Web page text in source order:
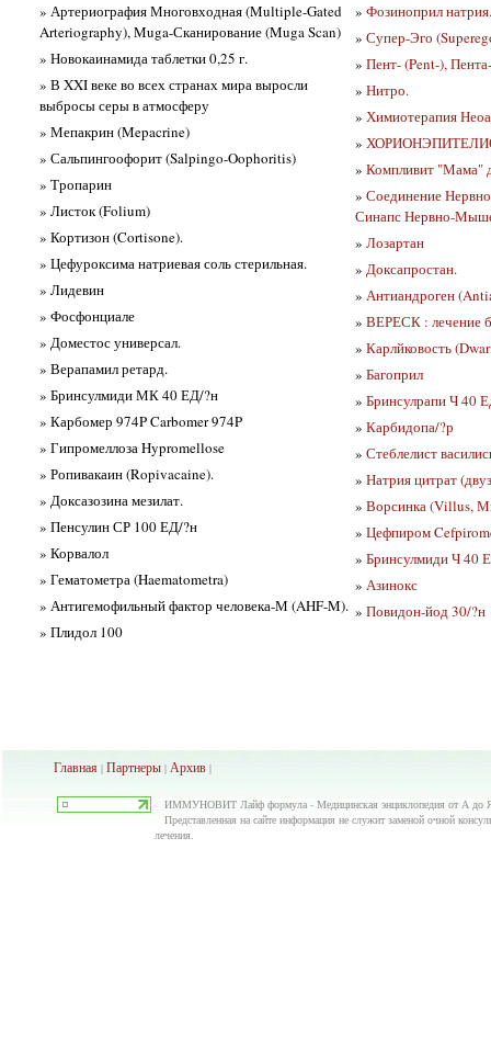
» Артериография Многовходная (Multiple-Gated
Arteriography), Muga-Сканирование (Muga Scan)
» Новокаинамида таблетки 0,25 г.
» В XXI веке во всех странах мира выросли
выбросы серы в атмосферу
» Мепакрин (Mepacrine)
» Сальпингоофорит (Salpingo-Oophoritis)
» Тропарин
» Листок (Folium)
» Кортизон (Cortisone).
» Цефуроксима натриевая соль стерильная.
» Лидевин
» Фосфонциале
» Доместос универсал.
» Верапамил ретард.
» Бринсулмиди МК 40 ЕД/?н
» Карбомер 974P Carbomer 974P
» Гипромеллоза Hypromellose
» Ропивакаин (Ropivacaine).
» Доксазозина мезилат.
» Пенсулин СР 100 ЕД/?н
» Корвалол
» Гематометра (Haematometra)
» Антигемофильный фактор человека-М (AHF-M).
» Плидол 100
» Фозиноприл натрия.
» Супер-Эго
» Пент- (Pent-),
» Нитро.
» Химиотерапия
»
» Компливит "Мама"
» Соединение
Синапс Нервно-
» Лозартан
» Доксапростан.
» Антиандроген
» ВЕРЕСК : лечение
» Карлйковость
» Багоприл
» Бринсулрапи Ч 40
» Карбидопа/?р
» Стеблелист
» Натрия цитрат
» Ворсинка (Villus,
» Цефпиром
» Бринсулмиди Ч 40
» Азинокс
» Повидон-йод 30/?н
Главная | Партнеры | Архив |
ИММУНОВИТ Лайф формула - Медицинская энциклопедия от А до
Представленная на сайте информация не служит заменой очной
лечения.